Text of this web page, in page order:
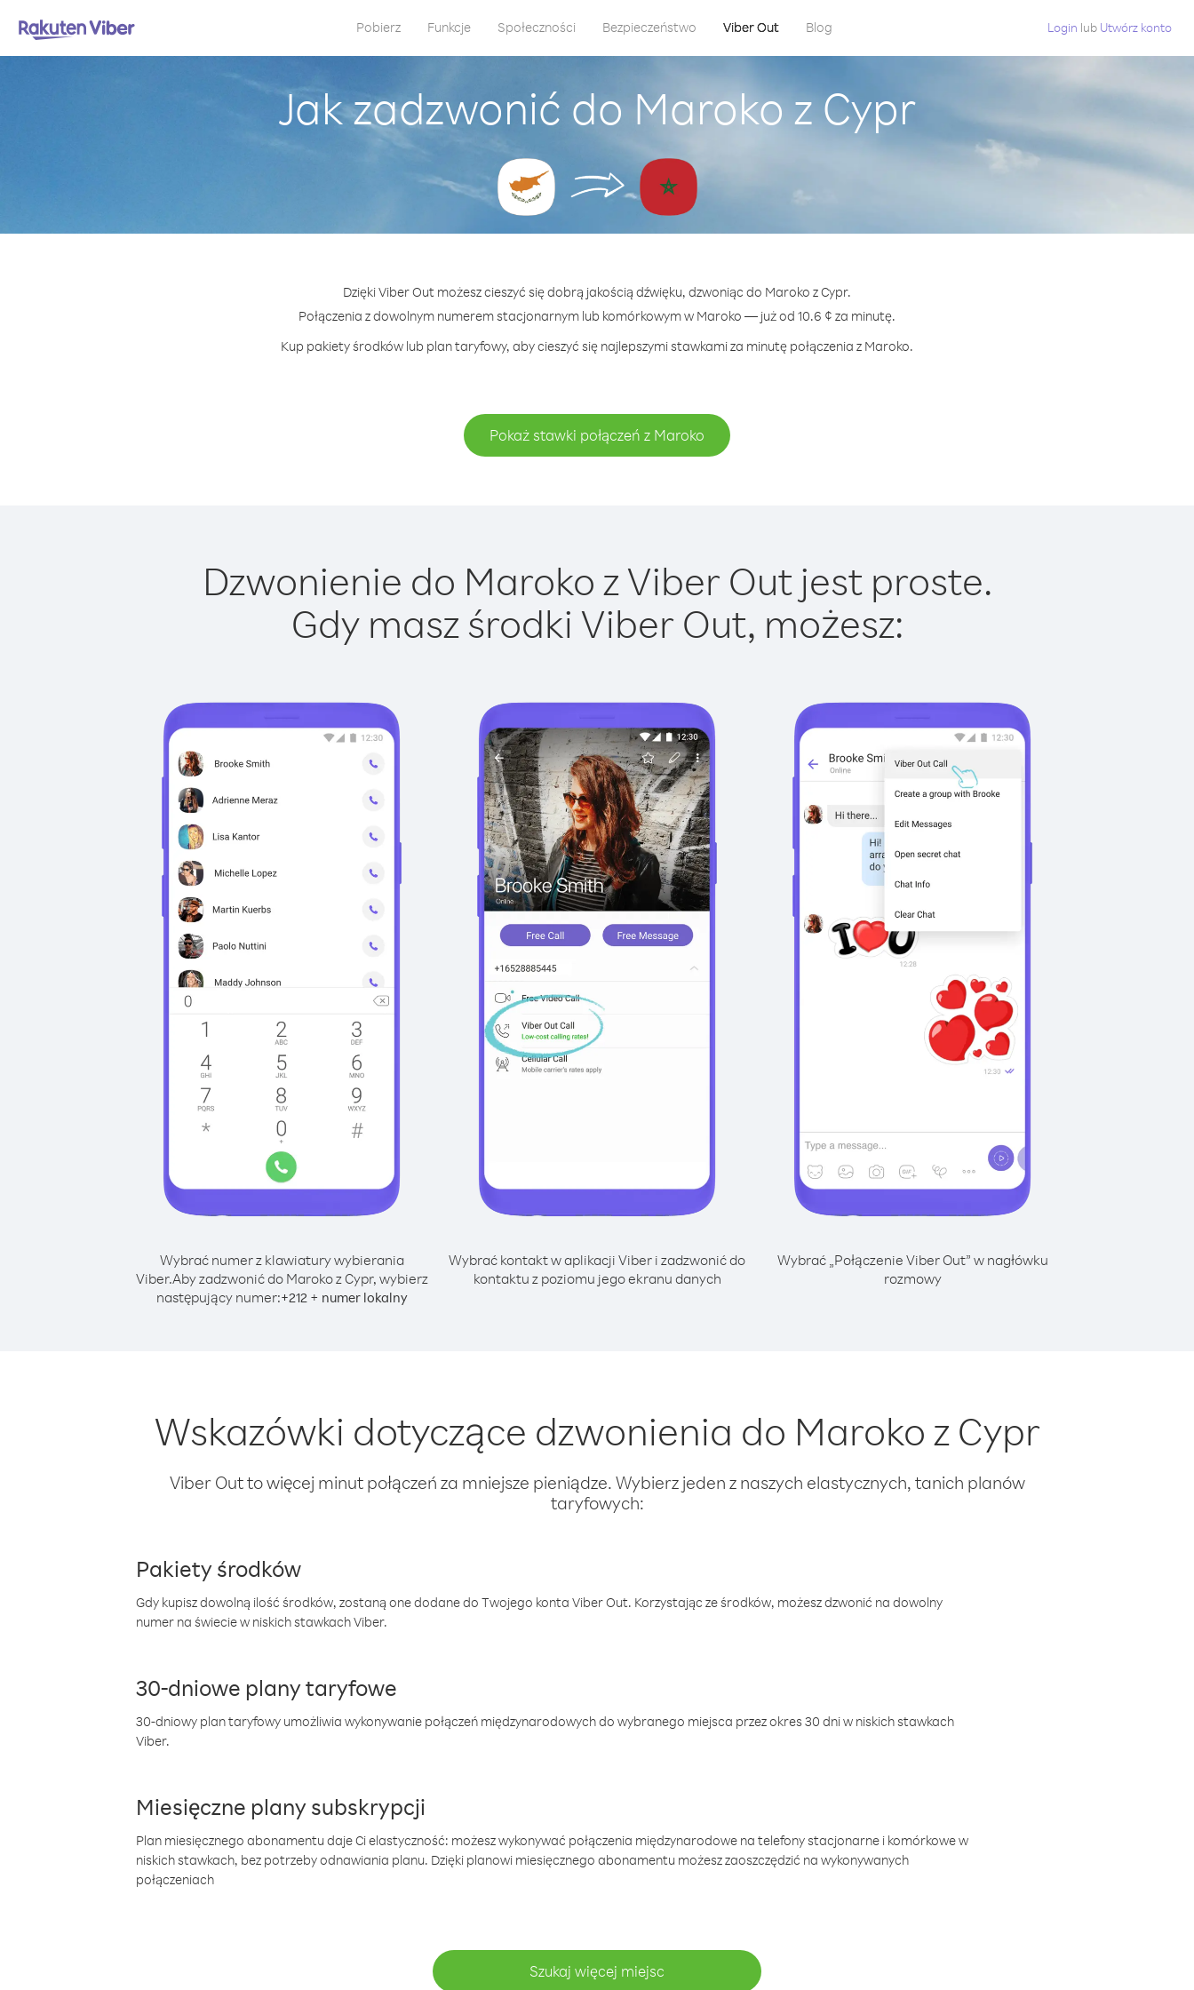
Pobierz Funkcje Społeczności Bezpieczeństwo Viber Out Blog Login lub Utwórz konto
Jak zadzwonić do Maroko z Cypr
Dzięki Viber Out możesz cieszyć się dobrą jakością dźwięku, dzwoniąc do Maroko z Cypr.
Połączenia z dowolnym numerem stacjonarnym lub komórkowym w Maroko — już od 10.6 ¢ za minutę.
Kup pakiety środków lub plan taryfowy, aby cieszyć się najlepszymi stawkami za minutę połączenia z Maroko.
Pokaż stawki połączeń z Maroko
Dzwonienie do Maroko z Viber Out jest proste.
Gdy masz środki Viber Out, możesz:
Wybrać numer z klawiatury wybierania
Viber.Aby zadzwonić do Maroko z Cypr, wybierz
następujący numer:+212+ numer lokalny
Wybrać kontakt w aplikacji Viber i zadzwonić do
kontaktu z poziomu jego ekranu danych
Wybrać „Połączenie Viber Out” w nagłówku
rozmowy
Wskazówki dotyczące dzwonienia do Maroko z Cypr
Viber Out to więcej minut połączeń za mniejsze pieniądze. Wybierz jeden z naszych elastycznych, tanich planów
taryfowych:
Pakiety środków
Gdy kupisz dowolną ilość środków, zostaną one dodane do Twojego konta Viber Out. Korzystając ze środków, możesz dzwonić na dowolny
numer na świecie w niskich stawkach Viber.
30-dniowe plany taryfowe
30-dniowy plan taryfowy umożliwia wykonywanie połączeń międzynarodowych do wybranego miejsca przez okres 30 dni w niskich stawkach
Viber.
Miesięczne plany subskrypcji
Plan miesięcznego abonamentu daje Ci elastyczność: możesz wykonywać połączenia międzynarodowe na telefony stacjonarne i komórkowe w
niskich stawkach, bez potrzeby odnawiania planu. Dzięki planowi miesięcznego abonamentu możesz zaoszczędzić na wykonywanych
połączeniach
Szukaj więcej miejsc